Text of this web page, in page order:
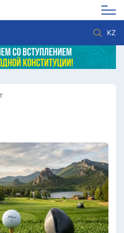
KZ
Комплаенс
стране